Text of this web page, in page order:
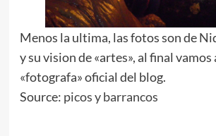
Menos la ultima, las fotos son de
y su vision de «artes», al final
«fotografa» oficial del blog.
Source: picos y barrancos